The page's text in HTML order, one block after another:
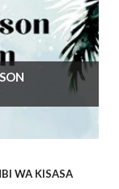
WA KISASA